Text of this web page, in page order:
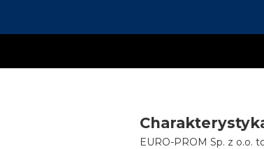
EURO-PROM Sp. z o.o.